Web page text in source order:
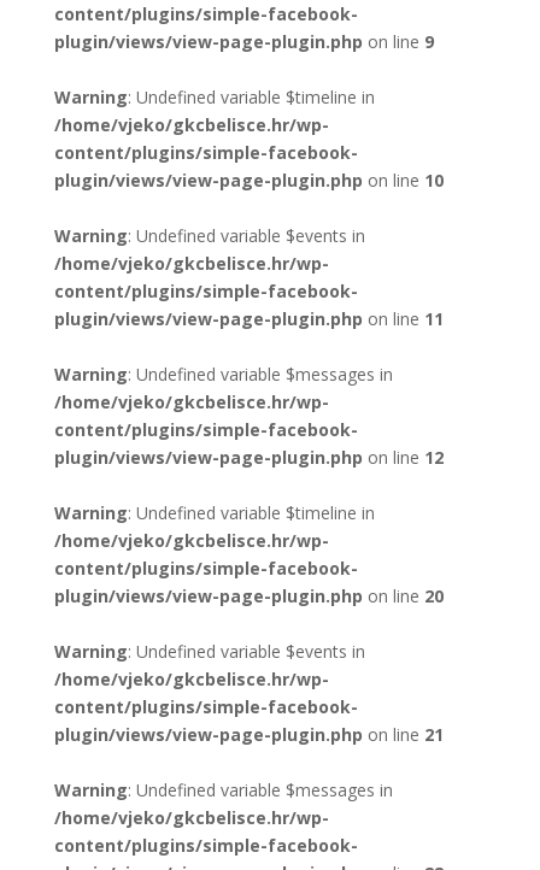
content/plugins/simple-facebook-
plugin/views/view-page-plugin.php on line 9
Warning: Undefined variable $timeline in
/home/vjeko/gkcbelisce.hr/wp-
content/plugins/simple-facebook-
plugin/views/view-page-plugin.php on line 10
Warning: Undefined variable $events in
/home/vjeko/gkcbelisce.hr/wp-
content/plugins/simple-facebook-
plugin/views/view-page-plugin.php on line 11
Warning: Undefined variable $messages in
/home/vjeko/gkcbelisce.hr/wp-
content/plugins/simple-facebook-
plugin/views/view-page-plugin.php on line 12
Warning: Undefined variable $timeline in
/home/vjeko/gkcbelisce.hr/wp-
content/plugins/simple-facebook-
plugin/views/view-page-plugin.php on line 20
Warning: Undefined variable $events in
/home/vjeko/gkcbelisce.hr/wp-
content/plugins/simple-facebook-
plugin/views/view-page-plugin.php on line 21
Warning: Undefined variable $messages in
/home/vjeko/gkcbelisce.hr/wp-
content/plugins/simple-facebook-